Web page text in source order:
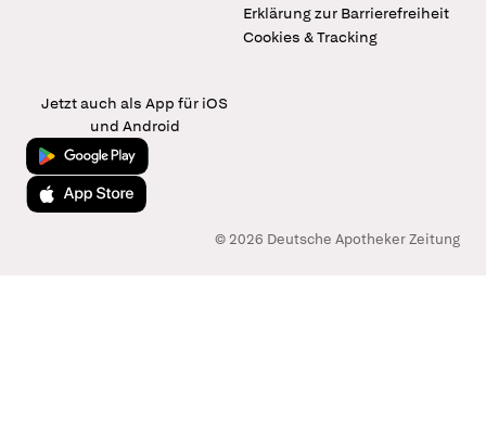
Erklärung zur Barrierefreiheit
Cookies & Tracking
Jetzt auch als App für iOS
und Android
Jetzt bei Google Play
Laden im App Store
© 2026 Deutsche Apotheker Zeitung